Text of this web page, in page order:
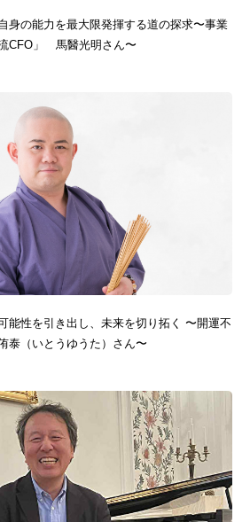
身の能力を最大限発揮する道の探求〜事業
CFO」 馬醫光明さん〜
能性を引き出し、未来を切り拓く 〜開運不
泰（いとうゆうた）さん〜